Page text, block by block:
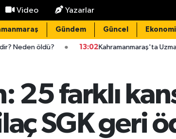
Video Yazarlar
Gündem Güncel Ekonomi
13:02 Kahramanmaraş'ta Uzman Çavuş evinde
25 farklı
SGK geri